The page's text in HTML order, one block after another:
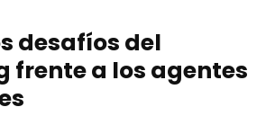
desafíos del
frente a los agentes